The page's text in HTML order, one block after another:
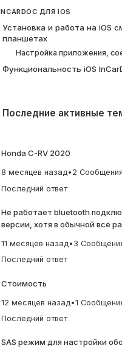
ДЛЯ IOS
Установка и работа на iOS
планшетах
Настройка приложения,
Функциональность iOS
Последние активные
Honda C-RV 2020
8 месяцев назад• 2 Сообщения
Последний ответ
Не работает bluetooth
версии, хотя в обычной всё
11 месяцев назад • 3
Последний ответ
Стоимость
12 месяцев назад •1
Последний ответ
SAS режим для настройки